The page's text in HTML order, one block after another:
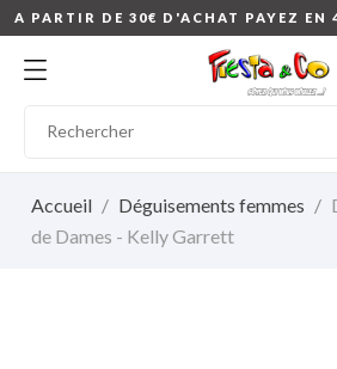
A PARTIR DE 30€ D'ACHAT PAYEZ EN
Accueil Déguisements femmes
de Dames - Kelly Garrett